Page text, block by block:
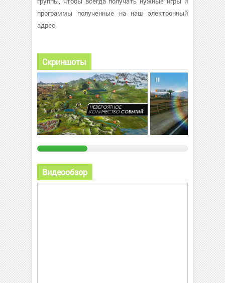
программы полученные на наш электронный
адрес.
Скриншоты
Видеообзор